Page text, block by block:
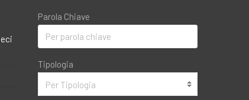
Parola Chiave
Tipologia
Per Tipologia